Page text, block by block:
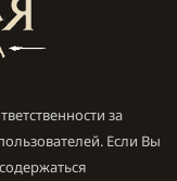
за
Если Вы